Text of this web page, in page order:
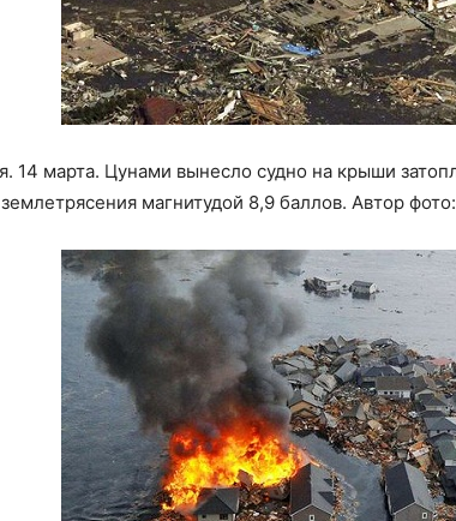
14 марта. Цунами вынесло судно на крыши
магнитудой 8,9 баллов. Автор